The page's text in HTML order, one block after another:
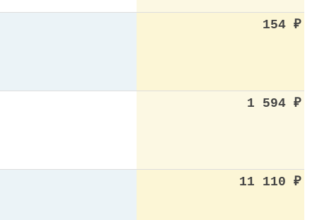
154 ₽
1 594 ₽
11 110 ₽